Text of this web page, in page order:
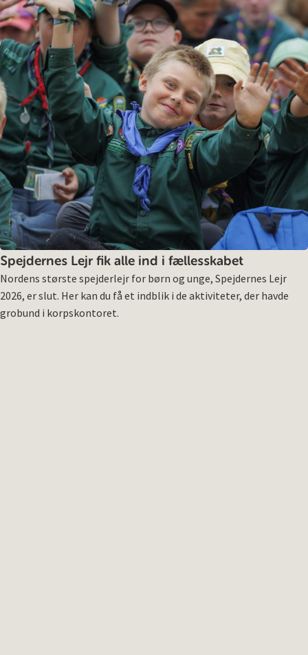
Spejdernes Lejr fik alle ind i fællesskabet
Nordens største spejderlejr for børn og unge, Spejdernes Lejr
2026, er slut. Her kan du få et indblik i de aktiviteter, der havde
grobund i korpskontoret.